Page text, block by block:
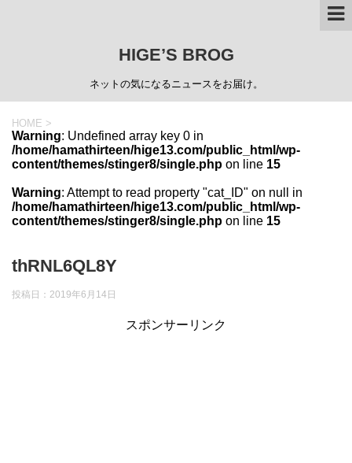
HIGE’S BROG
ネットの気になるニュースをお届け。
HOME >
Warning: Undefined array key 0 in
/home/hamathirteen/hige13.com/public_html/wp-
content/themes/stinger8/single.php on line 15
Warning: Attempt to read property "cat_ID" on null in
/home/hamathirteen/hige13.com/public_html/wp-
content/themes/stinger8/single.php on line 15
thRNL6QL8Y
投稿日： 2019年6月14日
スポンサーリンク